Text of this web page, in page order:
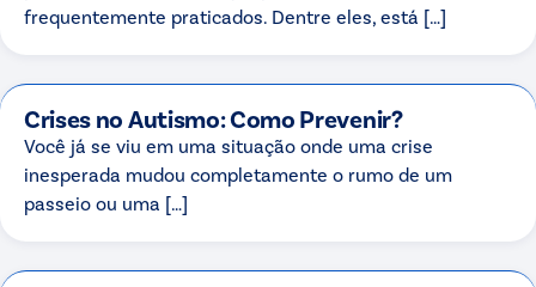
frequentemente praticados. Dentre eles, está […]
Crises no Autismo: Como Prevenir?
Você já se viu em uma situação onde uma crise
inesperada mudou completamente o rumo de um
passeio ou uma […]